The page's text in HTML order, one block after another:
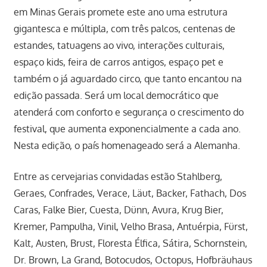
em Minas Gerais promete este ano uma estrutura
gigantesca e múltipla, com três palcos, centenas de
estandes, tatuagens ao vivo, interações culturais,
espaço kids, feira de carros antigos, espaço pet e
também o já aguardado circo, que tanto encantou na
edição passada. Será um local democrático que
atenderá com conforto e segurança o crescimento do
festival, que aumenta exponencialmente a cada ano.
Nesta edição, o país homenageado será a Alemanha.
Entre as cervejarias convidadas estão Stahlberg,
Geraes, Confrades, Verace, Läut, Backer, Fathach, Dos
Caras, Falke Bier, Cuesta, Dünn, Avura, Krug Bier,
Kremer, Pampulha, Vinil, Velho Brasa, Antuérpia, Fürst,
Kalt, Austen, Brust, Floresta Élfica, Sátira, Schornstein,
Dr. Brown, La Grand, Botocudos, Octopus, Hofbräuhaus